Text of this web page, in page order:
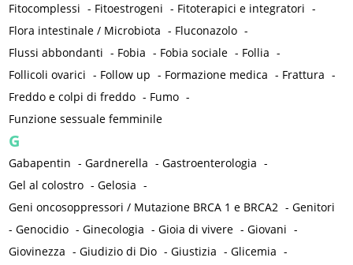
Fitocomplessi - Fitoestrogeni - Fitoterapici e integratori -
Flora intestinale / Microbiota - Fluconazolo -
Flussi abbondanti - Fobia - Fobia sociale - Follia -
Follicoli ovarici - Follow up - Formazione medica - Frattura -
Freddo e colpi di freddo - Fumo -
Funzione sessuale femminile
G
Gabapentin -Gardnerella -Gastroenterologia -
Gel al colostro -Gelosia -
Geni oncosoppressori / Mutazione BRCA 1 e BRCA2 -Genitori
-Genocidio -Ginecologia -Gioia di vivere -Giovani -
Giovinezza -Giudizio di Dio -Giustizia -Glicemia -